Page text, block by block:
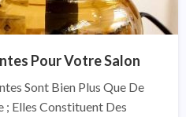
Pour Votre Salon
Sont Bien Plus Que De
; Elles Constituent Des